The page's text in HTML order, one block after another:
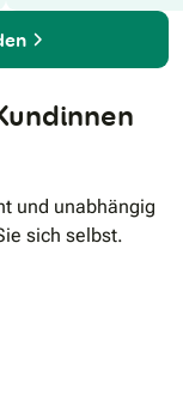
und unabhängig
sich selbst.